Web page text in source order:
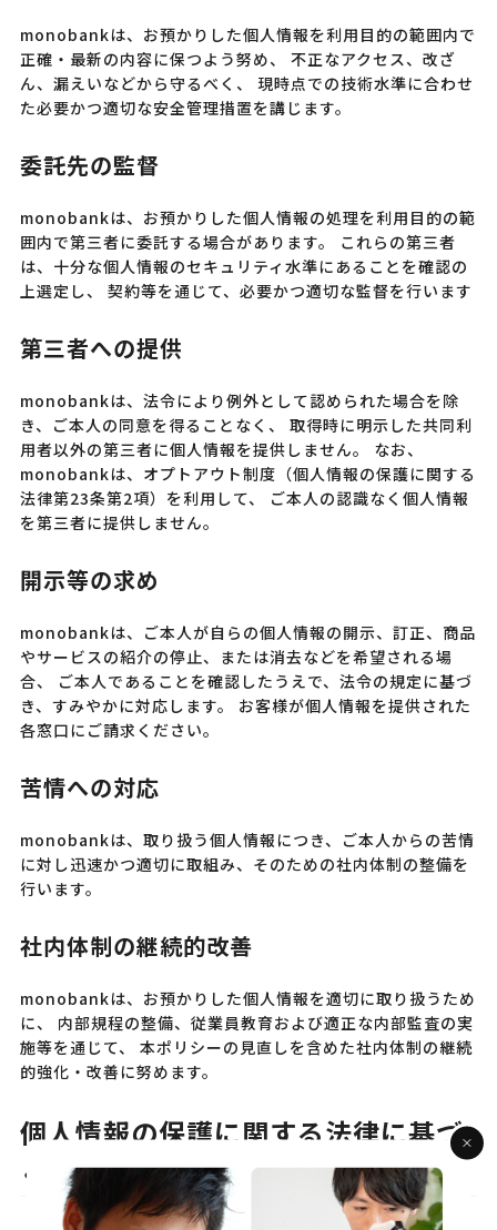
monobankは、お預かりした個人情報を利用目的の範囲内で
正確・最新の内容に保つよう努め、 不正なアクセス、改ざ
ん、漏えいなどから守るべく、 現時点での技術水準に合わせ
た必要かつ適切な安全管理措置を講じます。
委託先の監督
monobankは、お預かりした個人情報の処理を利用目的の範
囲内で第三者に委託する場合があります。 これらの第三者
は、十分な個人情報のセキュリティ水準にあることを確認の
上選定し、 契約等を通じて、必要かつ適切な監督を行います
第三者への提供
monobankは、法令により例外として認められた場合を除
き、ご本人の同意を得ることなく、 取得時に明示した共同利
用者以外の第三者に個人情報を提供しません。 なお、
monobankは、オプトアウト制度（個人情報の保護に関する
法律第23条第2項）を利用して、 ご本人の認識なく個人情報
を第三者に提供しません。
開示等の求め
monobankは、ご本人が自らの個人情報の開示、訂正、商品
やサービスの紹介の停止、または消去などを希望される場
合、 ご本人であることを確認したうえで、法令の規定に基づ
き、すみやかに対応します。 お客様が個人情報を提供された
各窓口にご請求ください。
苦情への対応
monobankは、取り扱う個人情報につき、ご本人からの苦情
に対し迅速かつ適切に取組み、そのための社内体制の整備を
行います。
社内体制の継続的改善
monobankは、お預かりした個人情報を適切に取り扱うため
に、 内部規程の整備、従業員教育および適正な内部監査の実
施等を通じて、 本ポリシーの見直しを含めた社内体制の継続
的強化・改善に努めます。
個人情報の保護に関する法律に基づ
く公表事項などに関するご案内